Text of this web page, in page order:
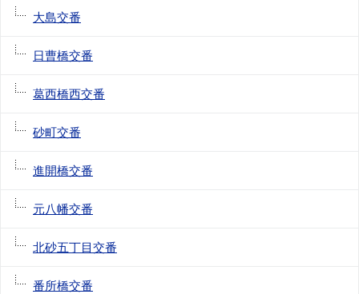
大島交番
日曹橋交番
葛西橋西交番
砂町交番
進開橋交番
元八幡交番
北砂五丁目交番
番所橋交番